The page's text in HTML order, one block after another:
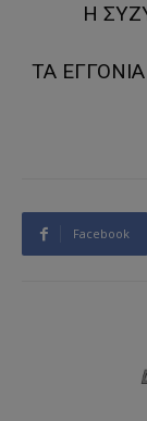
Η
ΤΑ
Facebook